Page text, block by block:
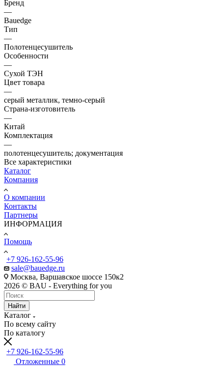
Бренд
—
Bauedge
Тип
—
Полотенцесушитель
Особенности
—
Сухой ТЭН
Цвет товара
—
серый металлик, темно-серый
Страна-изготовитель
—
Китай
Комплектация
—
полотенцесушитель; документация
Все характеристики
Каталог
Компания
О компании
Контакты
Партнеры
ИНФОРМАЦИЯ
Помощь
+7 926-162-55-96
sale@bauedge.ru
Москва, Варшавское шоссе 150к2
2026 © BAU - Everything for you
Найти
Каталог
По всему сайту
По каталогу
+7 926-162-55-96
Отложенные 0